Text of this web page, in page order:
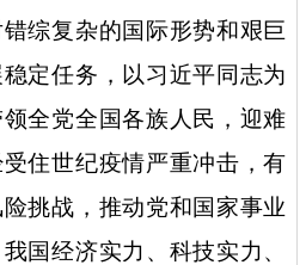
综复杂的国际形势和艰巨
定任务，以习近平同志为
全党全国各族人民，迎难
住世纪疫情严重冲击，有
挑战，推动党和国家事业
国经济实力、科技实力、